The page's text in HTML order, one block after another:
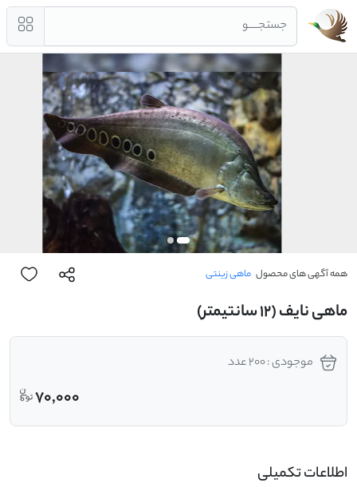
جستجــــو
همه آگهی های محصول ماهی زینتی
ماهی نایف (12 سانتیمتر)
موجودی : 200 عدد
70,000
اطلاعات تکمیلی